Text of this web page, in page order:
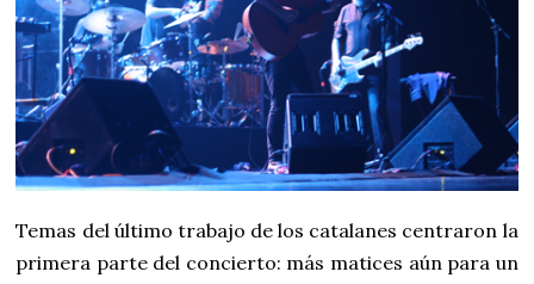
Temas del último trabajo de los catalanes centraron la
primera parte del concierto: más matices aún para un